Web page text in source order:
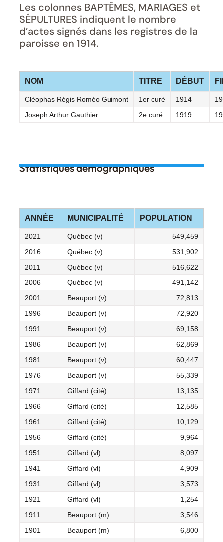
Les colonnes BAPTÊMES, MARIAGES et
SÉPULTURES indiquent le nombre
d’actes signés dans les registres de la
paroisse en 1914.
NOM TITRE DÉBUT
Cléophas Régis Roméo Guimont 1er curé 1914
Joseph Arthur Gauthier
2e curé 1919
Statistiques démographiques
ANNÉE MUNICIPALITÉ POPULATION
2021 Québec (v)
549,459
2016
Québec (v)
531,902
2011
Québec (v)
516,622
2006
Québec (v)
491,142
2001
Beauport (v)
72,813
1996
Beauport (v)
72,920
1991
Beauport (v)
69,158
1986
Beauport (v)
62,869
1981
Beauport (v)
60,447
1976
Beauport (v)
55,339
1971
Giffard (cité)
13,135
1966
Giffard (cité)
12,585
1961
Giffard (cité)
10,129
1956
Giffard (cité)
9,964
1951
Giffard (vl)
8,097
1941
Giffard (vl)
4,909
1931
Giffard (vl)
3,573
1921
Giffard (vl)
1,254
1911
Beauport (m)
3,546
1901
Beauport (m)
6,800